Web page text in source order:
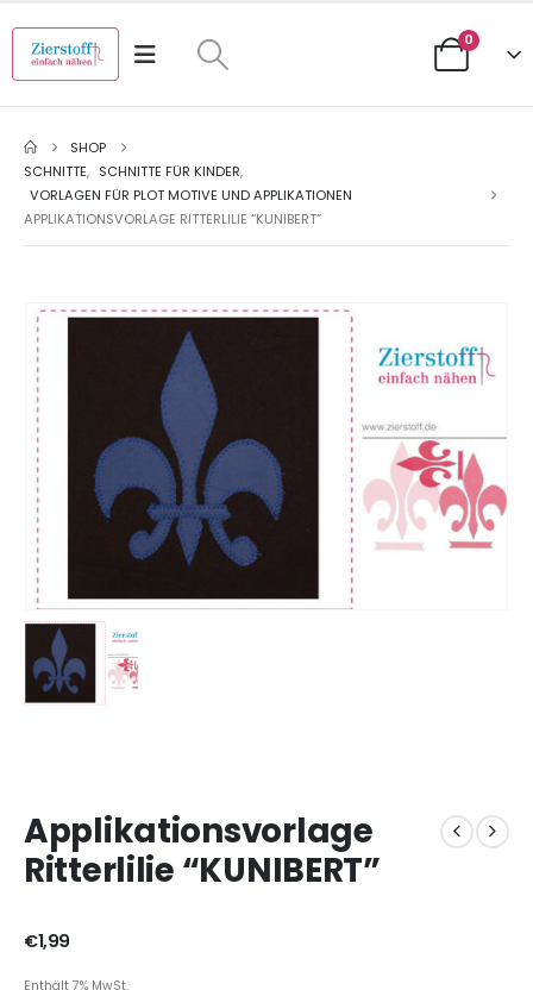
0
SHOP
SCHNITTE, SCHNITTE FÜR KINDER,
VORLAGEN FÜR PLOT MOTIVE UND APPLIKATIONEN
APPLIKATIONSVORLAGE RITTERLILIE “KUNIBERT”
Applikationsvorlage
Ritterlilie “KUNIBERT”
€1,99
Enthält 7% MwSt.